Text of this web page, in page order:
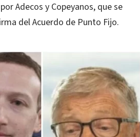
Adecos y Copeyanos, que se
del Acuerdo de Punto Fijo.